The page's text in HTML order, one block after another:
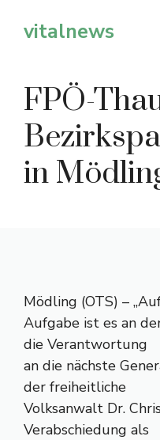
Inhaltvitalnews
FPÖ-
in
Mödling (OTS) –
Aufgabe ist es an
die Verantwortung
an die nächste
der freiheitliche
Volksanwalt Dr.
Verabschiedung als